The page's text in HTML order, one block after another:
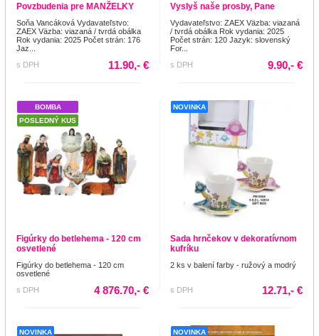
Povzbudenia pre MANŽELKY
Soňa Vancáková Vydavateľstvo:
ZAEX Väzba: viazaná / tvrdá obálka
Rok vydania: 2025 Počet strán: 176
Jaz...
s DPH
11.90,- €
Vyslyš naše prosby, Pane
Vydavateľstvo: ZAEX Väzba: viazaná
/ tvrdá obálka Rok vydania: 2025
Počet strán: 120 Jazyk: slovenský
For...
s DPH
9.90,- €
BOMBA
POSLEDNÝ KUS
Figúrky do betlehema - 120 cm
osvetlené
Figúrky do betlehema - 120 cm
osvetlené
s DPH
4 876.70,- €
NOVINKA
Sada hrnčekov v dekoratívnom
kufríku
2 ks v balení farby - ružový a modrý
s DPH 12.71,- €
NOVINKA NOVINKA